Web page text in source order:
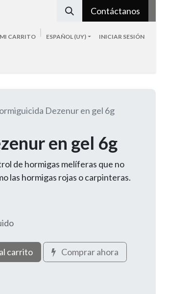
Contáctanos
MI CARRITO ESPAÑOL (UY) INICIAR SESIÓN
Dezenur en gel 6g
en gel 6g
de hormigas melíferas que no
las hormigas rojas o carpinteras.
carrito Comprar ahora